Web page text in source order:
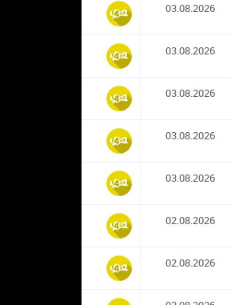
03.08.2026
03.08.2026
03.08.2026
03.08.2026
03.08.2026
02.08.2026
02.08.2026